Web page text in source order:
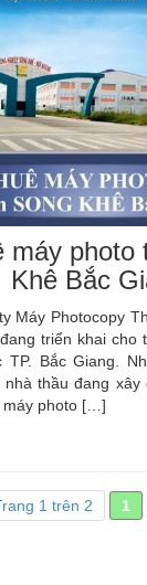
máy photo
Khê Bắc
Máy Photocopy
triển khai cho
TP. Bắc Giang.
nhà thầu đang
máy photo […]
1 trên 2 1